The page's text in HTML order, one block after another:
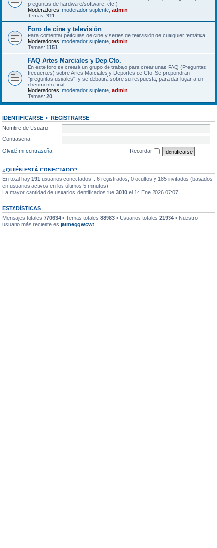
preguntas de hardware/software, etc.)
Moderadores: moderador suplente admin
Temas: 311
Foro de cine y televisión
Para comentar películas de cine y series de televisión de cualquier temática.
Moderadores: moderador suplente admin
Temas: 1151
FAQ Artes Marciales y Dep.Cto.
En este foro se creará un grupo de trabajo para crear unas FAQ (Preguntas
frecuentes) sobre Artes Marciales y Deportes de Cto. Se propondrán
"preguntas usuales", y se debatirá sobre su respuesta, para dar lugar a un
documento final.
Moderadores: moderador suplente admin
Temas: 20
IDENTIFICARSE • REGISTRARSE
Nombre de Usuario:
Contraseña:
Olvidé mi contraseña
Recordar
¿QUIÉN ESTÁ CONECTADO?
En total hay 191 usuarios conectados :: 6 registrados, 0 ocultos y 185 invitados (basados
en usuarios activos en los últimos 5 minutos)
La mayor cantidad de usuarios identificados fue 3010 el 14 Ene 2026 07:07
ESTADÍSTICAS
Mensajes totales 770634 • Temas totales 88983 • Usuarios totales 21934 • Nuestro
usuario más reciente es jaimeggwcwt